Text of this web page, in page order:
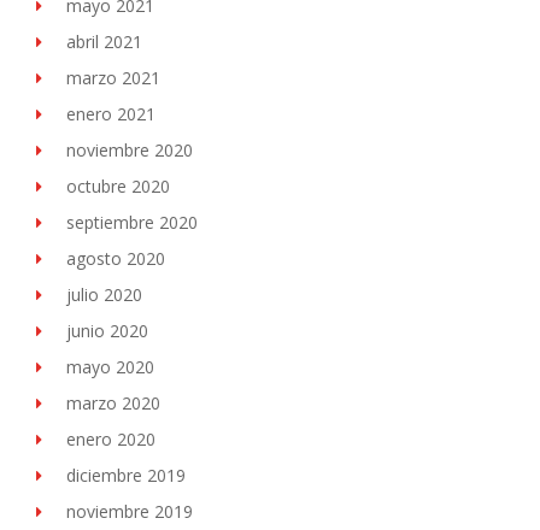
mayo 2021
abril 2021
marzo 2021
enero 2021
noviembre 2020
octubre 2020
septiembre 2020
agosto 2020
julio 2020
junio 2020
mayo 2020
marzo 2020
enero 2020
diciembre 2019
noviembre 2019